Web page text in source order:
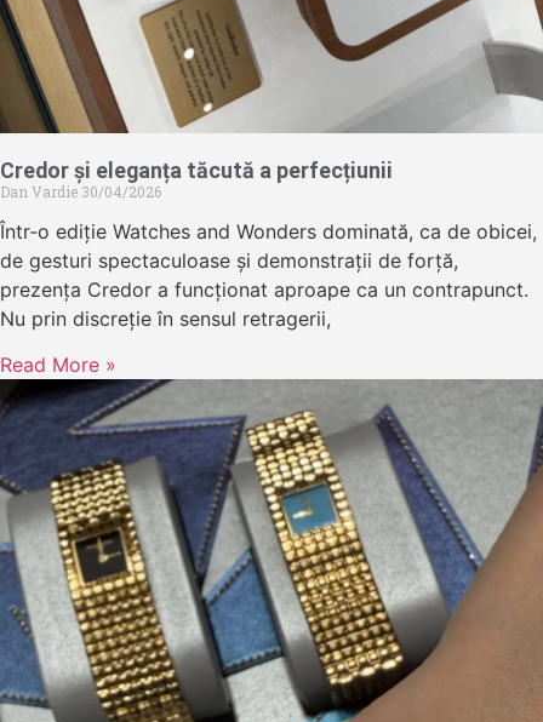
Credor și eleganța tăcută a perfecțiunii
Dan Vardie 30/04/2026
Într-o ediție Watches and Wonders dominată, ca de obicei,
de gesturi spectaculoase și demonstrații de forță,
prezența Credor a funcționat aproape ca un contrapunct.
Nu prin discreție în sensul retragerii,
Read More »